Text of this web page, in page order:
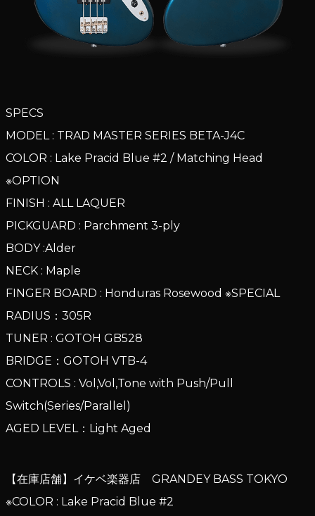
SPECS
MODEL : TRAD MASTER SERIES BETA-J4C
COLOR : Lake Pracid Blue #2 / Matching Head
※OPTION
FINISH : ALL LAQUER
PICKGUARD : Parchment 3-ply
BODY :Alder
NECK : Maple
FINGER BOARD : Honduras Rosewood ※SPECIAL
RADIUS：305R
TUNER : GOTOH GB528
BRIDGE：GOTOH VTB-4
CONTROLS : Vol,Vol,Tone with Push/Pull
Switch(Series/Parallel)
AGED LEVEL：Light Aged
【在庫店舗】イケベ楽器店 GRANDEY BASS TOKYO
※COLOR : Lake Pracid Blue #2